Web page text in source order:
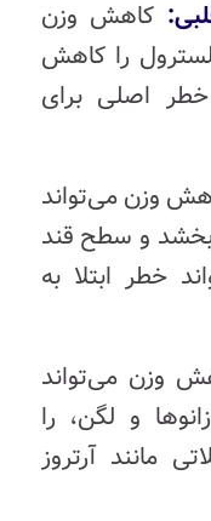
کاهش وزن
را کاهش
اصلی برای
وزن می‌تواند
بخشد و سطح قند
خطر ابتلا به
وزن می‌تواند
و لگن، را
مانند آرتروز